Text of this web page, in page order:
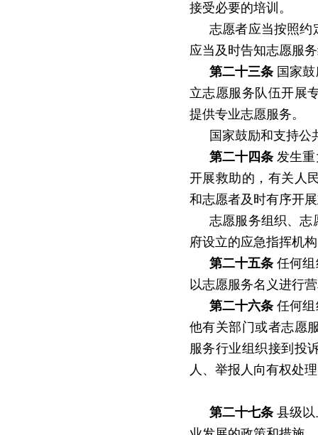
接受必要的培训。
志愿者应当按照约
应当及时告知志愿服
第二十三条 国家
立志愿服务队伍开展
提供专业志愿服务。
国家鼓励和支持公
第二十四条 发生
开展救助的，有关人
和志愿者及时有序开
志愿服务组织、志
府设立的应急指挥机
第二十五条 任何
以志愿服务名义进行
第二十六条 任何
他有关部门或者志愿
服务行业组织接到投
人、举报人向有权处
第二十七条 县级